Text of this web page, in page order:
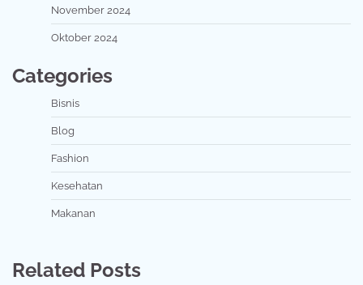
November 2024
Oktober 2024
Categories
Bisnis
Blog
Fashion
Kesehatan
Makanan
Related Posts